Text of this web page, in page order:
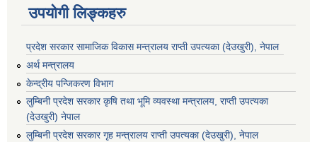
उपयोगी लिङ्कहरु
प्रदेश सरकार सामाजिक विकास मन्‍‍त्रालय राप्ती उपत्यका (देउखुरी), नेपाल
अर्थ मन्त्रालय
केन्द्रीय पन्जिकरण विभाग
लुम्बिनी प्रदेश सरकार कृषि तथा भूमि व्यवस्था मन्त्रालय, राप्ती उपत्यका
(देउखुरी) नेपाल
लुम्बिनी प्रदेश सरकार गृह मन्त्रालय राप्ती उपत्यका (देउखुरी), नेपाल